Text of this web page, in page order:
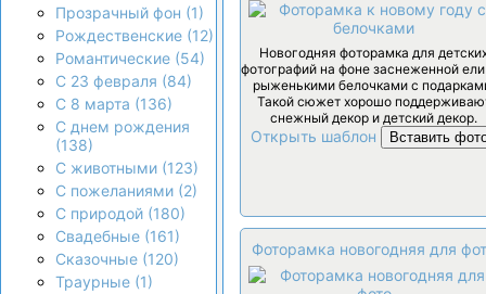
Прозрачный фон (1)
Рождественские (12)
Романтические (54)
С 23 февраля (84)
С 8 марта (136)
С днем рождения
(138)
С животными (123)
С пожеланиями (2)
С природой (180)
Свадебные (161)
Сказочные (120)
Траурные (1)
Новогодняя фоторамка для
фотографий на фоне заснеженной
рыженькими белочками с
Такой сюжет хорошо
снежный декор и детский декор.
Открыть шаблон Вставить
Фоторамка новогодняя для